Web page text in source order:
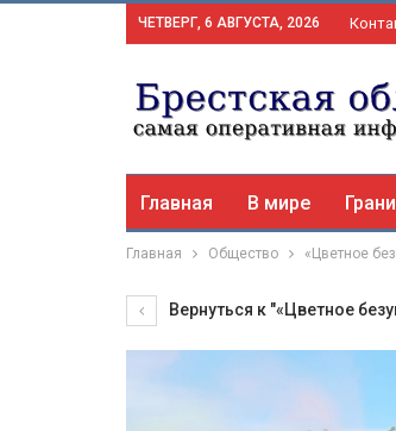
ЧЕТВЕРГ, 6 АВГУСТА, 2026
Главная В мире
Главная Общество «Цветное
Вернуться к "«Цветное